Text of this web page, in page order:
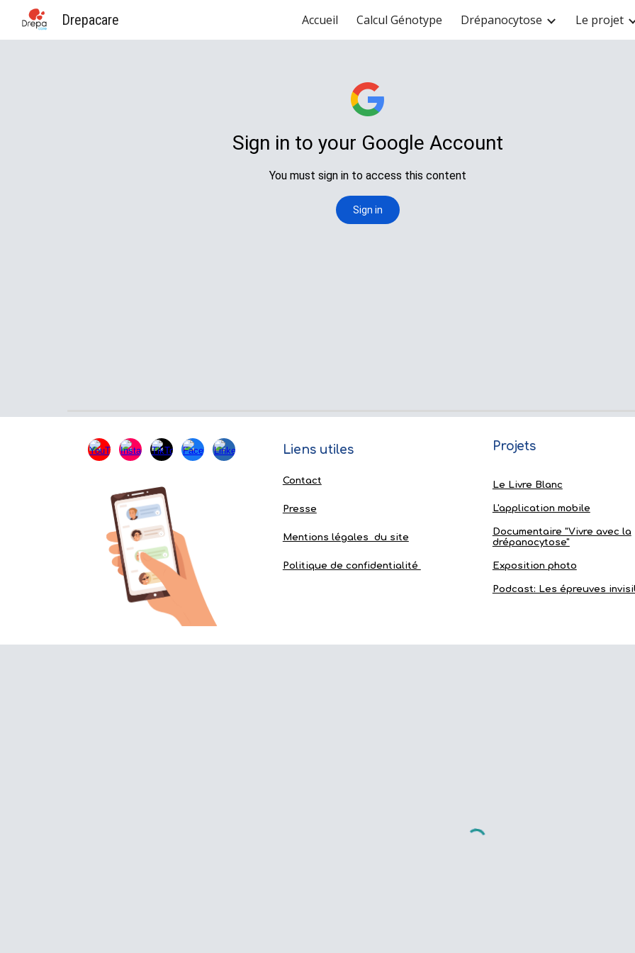
Skip to main content Skip to
Drepacare Accueil Calcul Génotype Drépanocytose Le projet
Liens utiles
Contact
Presse
Mentions légales du site
Politique de confidentialité
Projets
Le Livre Blanc
L'application mobile
Documentaire "Vivre avec la
drépanocytose"
Exposition photo
Podcast: Les épreuves